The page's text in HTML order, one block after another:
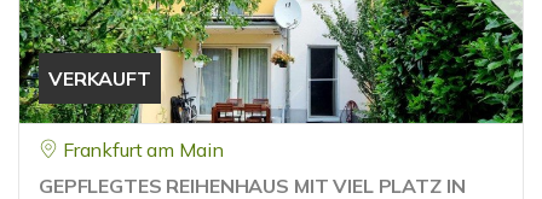
VERKAUFT
Frankfurt am Main
GEPFLEGTES REIHENHAUS MIT VIEL PLATZ IN